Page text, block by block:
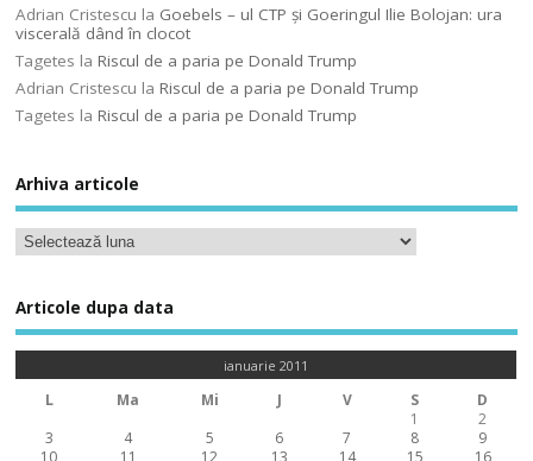
Adrian Cristescu la Goebels – ul CTP şi Goeringul Ilie Bolojan: ura
viscerală dând în clocot
Tagetes laRiscul de a paria pe Donald Trump
Adrian Cristescu laRiscul de a paria pe Donald Trump
Tagetes laRiscul de a paria pe Donald Trump
Arhiva articole
Articole dupa data
ianuarie 2011
L Ma Mi J V S
D
1
2
3
4 5 6 7 8
9